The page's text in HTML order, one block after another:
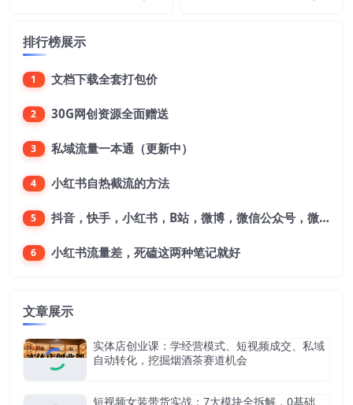
排行榜展示
1 文档下载全套打包价
2 30G网创资源全面赠送
3 私域流量一本通（更新中）
4 小红书自热截流的方法
5 抖音，快手，小红书，B站，微博，微信公众号，微信视频号。每一个平台，都是不一样的机会，对应不一样的赚钱思路
6 小红书流量差，死磕这两种笔记就好
文章展示
实体店创业课：学经营模式、短视频成交、私域
自动转化，挖掘烟酒茶赛道机会
短视频女装带货实战：7大模块全拆解，0基础、